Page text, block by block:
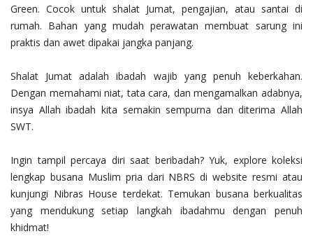
Green. Cocok untuk shalat Jumat, pengajian, atau santai di
rumah. Bahan yang mudah perawatan membuat sarung ini
praktis dan awet dipakai jangka panjang.
Shalat Jumat adalah ibadah wajib yang penuh keberkahan.
Dengan memahami niat, tata cara, dan mengamalkan adabnya,
insya Allah ibadah kita semakin sempurna dan diterima Allah
SWT.
Ingin tampil percaya diri saat beribadah? Yuk, explore koleksi
lengkap busana Muslim pria dari NBRS di website resmi atau
kunjungi Nibras House terdekat. Temukan busana berkualitas
yang mendukung setiap langkah ibadahmu dengan penuh
khidmat!